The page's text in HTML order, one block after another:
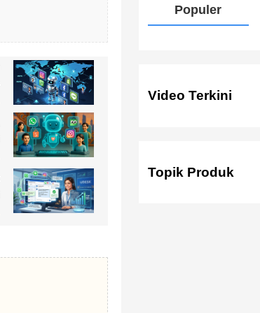
Populer
Video Terkini
Topik Produk